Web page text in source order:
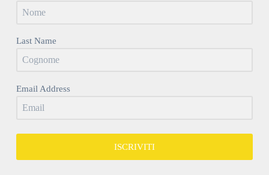
Last Name
Email Address
ISCRIVITI